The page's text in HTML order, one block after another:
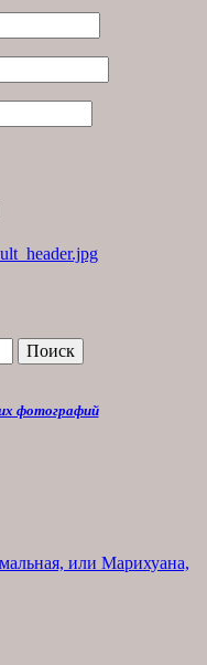
Поиск
фотографий
или Марихуана,